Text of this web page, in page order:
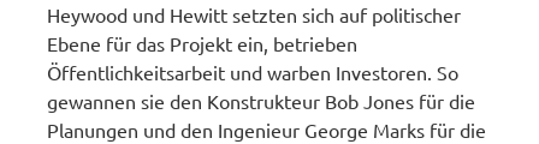
Heywood und Hewitt setzten sich auf politischer
Ebene für das Projekt ein, betrieben
Öffentlichkeitsarbeit und warben Investoren. So
gewannen sie den Konstrukteur Bob Jones für die
Planungen und den Ingenieur George Marks für die